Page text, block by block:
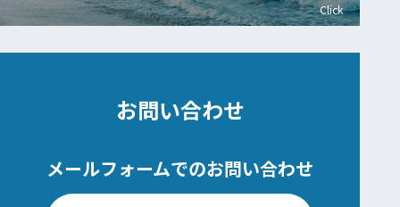
Click
お問い合わせ
メールフォームでのお問い合わせ